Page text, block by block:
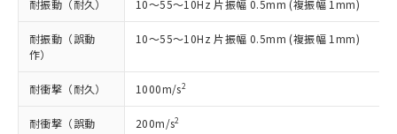
耐振動（耐久） 10～55～10Hz 片振幅 0.5mm (複振幅 1mm)
耐振動（誤動
作）
10～55～10Hz 片振幅 0.5mm (複振幅 1mm)
耐衝撃（耐久） 1000m/s2
耐衝撃（誤動
200m/s2
タに基づき作成されるものであり、閲
覧された時点での実際の在庫および標
了承ください。
正式な納期状況および標準価格はお客
様のお取引先、またはお客様担当のオ
ムロン制御機器販売店・当社販売員に
*EU RoHS指令（10物質）：
鉛(Pb) 1000ppm以下、 水銀(Hg) 1000ppm以下、 カド
ミウム(Cd) 100ppm以下、
六価クロム(Cr(Ⅵ)) 1000ppm以下、ポリ臭化ビフェニル
(PBDE) 1000ppm以下、フタル酸ビス(2-エチルヘキシ
ル) (DEHP)(別名：DOP) 1000ppm以下、フタル酸ブチ
（DBP） 1000ppm以下、フタル酸ジイソブチル
(DIBP) 1000ppm以下
*中国RoHS10物質の基準値 (GB/T26572)：
Pb(鉛) :1000ppm、 Hg(水銀) : 1000ppm、 Cd(カドミウ
ル類) : 1000ppm、
DBP(フタル酸ジブチル) : 1000ppm、 DIBP(フタル酸ジ
イソブチル) : 1000ppm、 BBP(フタル酸ブチルベンジ
ル) : 1000ppm、
または国外への提供する場合は、日本
国政府の輸出許可(または役務取引許
可)を取得するなどの必要な手続きを
とります。
当社は規制貨物を破棄する場合は、完
全に破砕するなど、違法に輸出されな
いよう必要な手段を講じます。
号
説明
一定数以上の在庫あり
△ 一定数には満たないが在庫あり